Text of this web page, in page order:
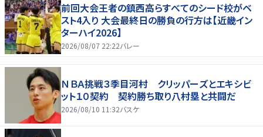
前回大会王者の鎮西高らすべてのシード校がベ
スト4入り 大会最終日の勝負の行方は【近畿イン
ターハイ2026】
2026/08/07 22:22バレー
ＮＢＡ挑戦３季目河村 クリッパーズとエキシビ
ット１０契約 契約勝ち取り八村塁と共闘だ
2026/08/10 11:32バスケ